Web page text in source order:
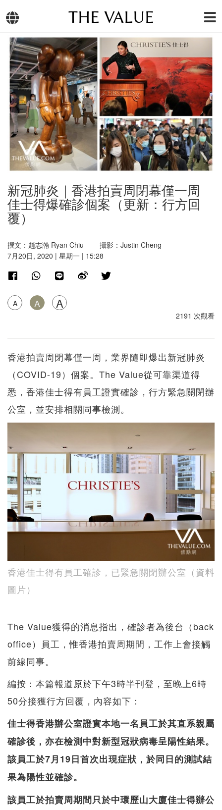
THE VALUE
新冠肺炎｜香港拍賣周閉幕僅一周
佳士得爆確診個案（更新：行方回
覆）
撰文：趙志瀚 Ryan Chiu 攝影：Justin Cheng
7月20日, 2020 | 星期一 | 15:28
A A A
2191 次觀看
香港拍賣周閉幕僅一周，業界隨即爆出新冠肺炎
（COVID-19）個案。The Value從可靠渠道得
悉，香港佳士得有員工證實確診，行方緊急關閉辦
公室，並安排相關同事檢測。
香港佳士得有員工確診，已緊急關閉辦公室（資料
圖片）
The Value獲得的消息指出，確診者為後台（back
office）員工，惟香港拍賣周期間，工作上會接觸
前線同事。
編按：本篇報道原於下午3時半刊登，至晚上6時
50分接獲行方回覆，內容如下：
佳士得香港辦公室證實本地一名員工於其直系親屬
確診後，亦在檢測中對新型冠狀病毒呈陽性結果。
該員工於7月19日首次出現症狀，於同日的測試結
果為陽性並確診。
該員工於拍賣周期間只於中環歷山大廈佳士得辦公